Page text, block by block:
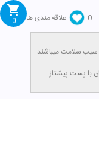
0
علاقه مندی ها
0